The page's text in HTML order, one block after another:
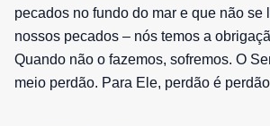
pecados no fundo do mar e que não se
nossos pecados – nós temos a
Quando não o fazemos, sofremos. O
meio perdão. Para Ele, perdão é